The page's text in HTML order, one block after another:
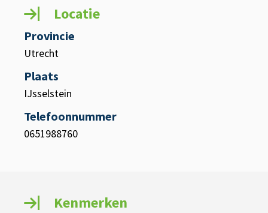
Locatie
Provincie
Utrecht
Plaats
IJsselstein
Telefoonnummer
0651988760
Kenmerken